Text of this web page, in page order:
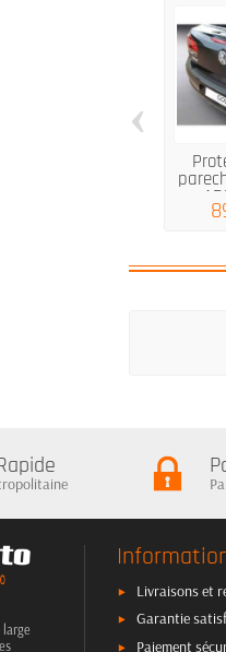
‹
large
Livraisons et
Garantie
Paiement